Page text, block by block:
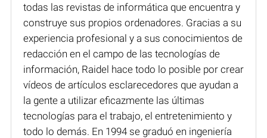
todas las revistas de informática que encuentra y
construye sus propios ordenadores. Gracias a su
experiencia profesional y a sus conocimientos de
redacción en el campo de las tecnologías de
información, Raidel hace todo lo posible por crear
vídeos de artículos esclarecedores que ayudan a
la gente a utilizar eficazmente las últimas
tecnologías para el trabajo, el entretenimiento y
todo lo demás. En 1994 se graduó en ingeniería